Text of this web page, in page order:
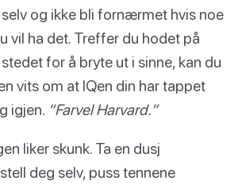
selv og ikke bli fornærmet hvis noe
vil ha det. Treffer du hodet på
for å bryte ut i sinne, kan du
vits om at IQen din har tappet
igjen. “Farvel Harvard.”
liker skunk. Ta en dusj
deg selv, puss tennene